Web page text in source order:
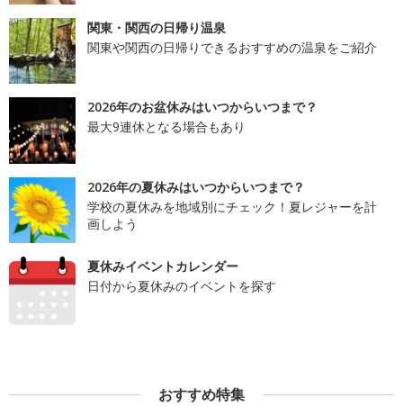
関東・関西の日帰り温泉
関東や関西の日帰りできるおすすめの温泉をご紹介
2026年のお盆休みはいつからいつまで？
最大9連休となる場合もあり
2026年の夏休みはいつからいつまで？
学校の夏休みを地域別にチェック！夏レジャーを計
画しよう
夏休みイベントカレンダー
日付から夏休みのイベントを探す
おすすめ特集